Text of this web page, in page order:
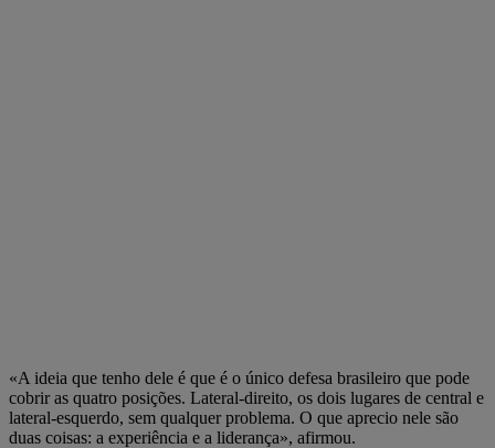
«A ideia que tenho dele é que é o único defesa brasileiro que pode
cobrir as quatro posições. Lateral-direito, os dois lugares de central e
lateral-esquerdo, sem qualquer problema. O que aprecio nele são
duas coisas: a experiência e a liderança», afirmou.